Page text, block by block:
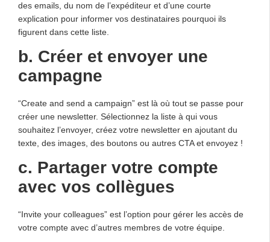
des emails, du nom de l’expéditeur et d’une courte
explication pour informer vos destinataires pourquoi ils
figurent dans cette liste.
b. Créer et envoyer une
campagne
“Create and send a campaign” est là où tout se passe pour
créer une newsletter. Sélectionnez la liste à qui vous
souhaitez l’envoyer, créez votre newsletter en ajoutant du
texte, des images, des boutons ou autres CTA et envoyez !
c. Partager votre compte
avec vos collègues
“Invite your colleagues” est l’option pour gérer les accès de
votre compte avec d’autres membres de votre équipe.